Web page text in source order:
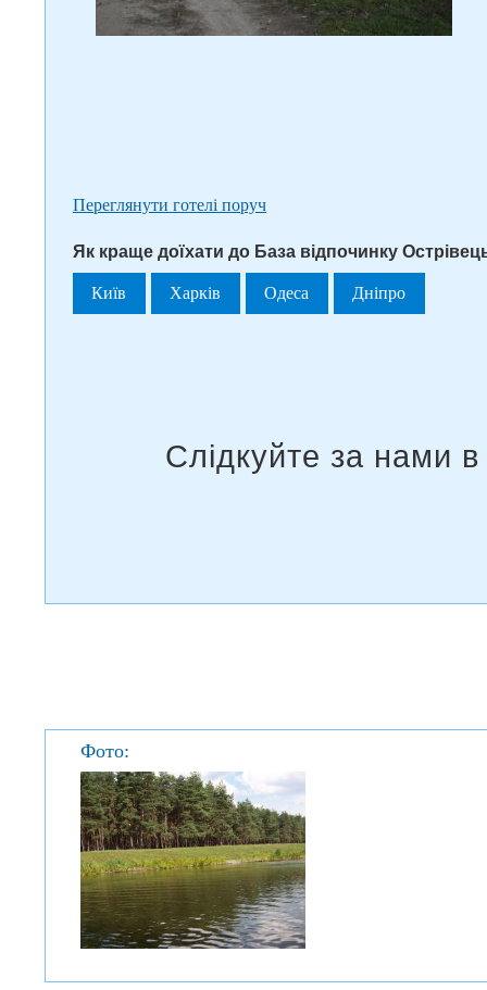
Переглянути готелі поруч
Як краще доїхати до База відпочинку
Київ Харків Одеса Дніпро
Фото: